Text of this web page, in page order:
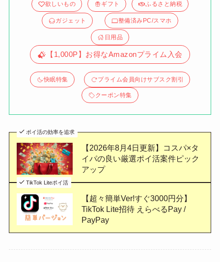
欲しいもの ギフト ふるさと納税
ガジェット 整備済みPC/スマホ
日用品
【1,000P】お得なAmazonプライム入会
快眠特集 プライム会員向けサブスク割引
クーポン特集
ポイ活の効率を追求
【2026年8月4日更新】コスパ×タ
イパの良い厳選ポイ活案件ピック
アップ
TikTok Liteポイ活
【超々簡単Ver!すぐ3000円分】
TikTok Lite招待 えらべるPay /
PayPay